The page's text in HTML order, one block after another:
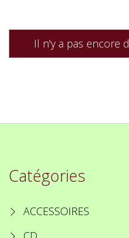
Il n'y a pas encore
Catégories
ACCESSOIRES